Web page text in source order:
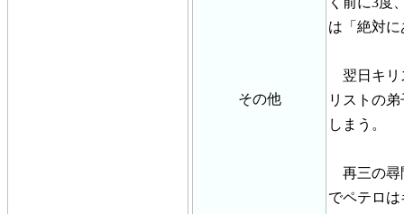
その他
は「絶対
翌日キリ
リストの
しまう。
再三の尋
でペテロ